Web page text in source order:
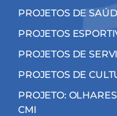
PROJETOS DE
PROJETOS
PROJETOS DE
PROJETOS DE
PROJETO:
CMI